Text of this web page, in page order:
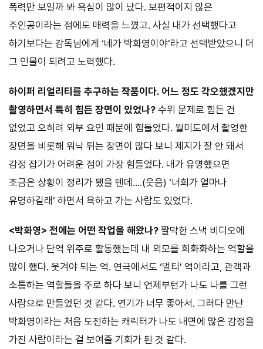
폭력만 보일까 봐 욕심이 많이 났다. 보편적이지 않은
주인공이라는 점에도 매력을 느꼈고. 사실 내가 선택했다고
하기보다는 감독님에게 ‘네가 박화영이야’라고 선택받았으니 더
그 인물이 되려고 노력했다.
하이퍼 리얼리티를 추구하는 작품이다. 어느 정도 각오했겠지만
촬영하면서 특히 힘든 장면이 있었나? 수위 문제로 힘든 건
없었고 오히려 외부 요인 때문에 힘들었다. 월미도에서 촬영한
장면을 비롯해 워낙 튀는 장면이 많다 보니 제지가 잘 안 돼서
감정 잡기가 어려운 점이 가장 힘들었다. 내가 유명했으면
조금은 상황이 정리가 됐을 텐데….(웃음) ‘너희가 얼마나
유명하길래’ 하면서 욕하고 가는 사람도 있었다.
<박화영> 전에는 어떤 작업을 해왔나? 짤막한 스낵 비디오에
나오거나 단역 위주로 활동했는데 내 외모를 희화화하는 역할을
많이 했다. 웃겨야 되는 역. 연극에서도 ‘멀티’ 역이라고, 관객과
소통하는 역할들을 주로 하다 보니 언제부턴가 나도 나를 그런
사람으로 만들었던 것 같다. 연기가 너무 좋아서. 그러다 만난
박화영이라는 처음 도전하는 캐릭터가 나도 내면에 많은 감정을
가진 사람이라는 걸 보여줄 기회가 된 것 같다.